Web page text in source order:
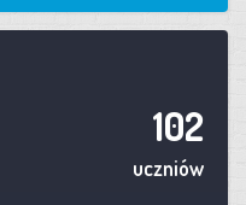
102
uczniów